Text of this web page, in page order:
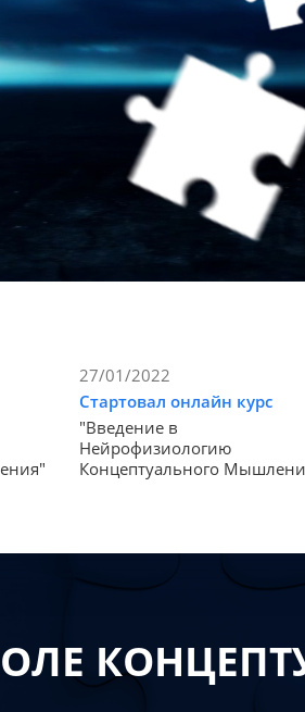
27/01/2022
Стартовал онлайн курс
"Введение в
Нейрофизиологию
Концептуального